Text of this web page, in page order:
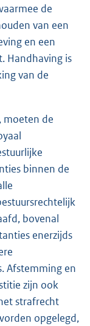
de
van een
en een
Handhaving is
van de
moeten de
binnen de
bovenal
enerzijds
Afstemming en
zijn ook
strafrecht
opgelegd,